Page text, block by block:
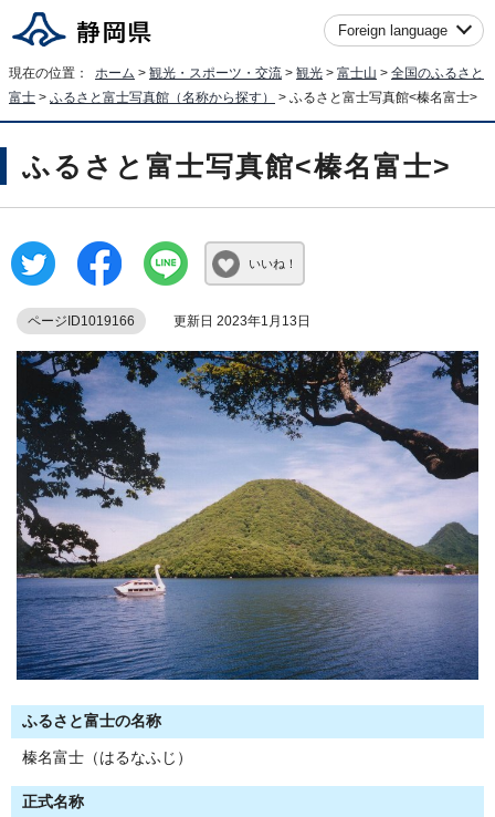
Foreign language
現在の位置： ホーム > 観光・スポーツ・交流 > 観光 > 富士山 > 全国のふるさと
富士 > ふるさと富士写真館（名称から探す） > ふるさと富士写真館<榛名富士>
ふるさと富士写真館<榛名富士>
いいね！
ページID1019166 更新日 2023年1月13日
ふるさと富士の名称
榛名富士（はるなふじ）
正式名称